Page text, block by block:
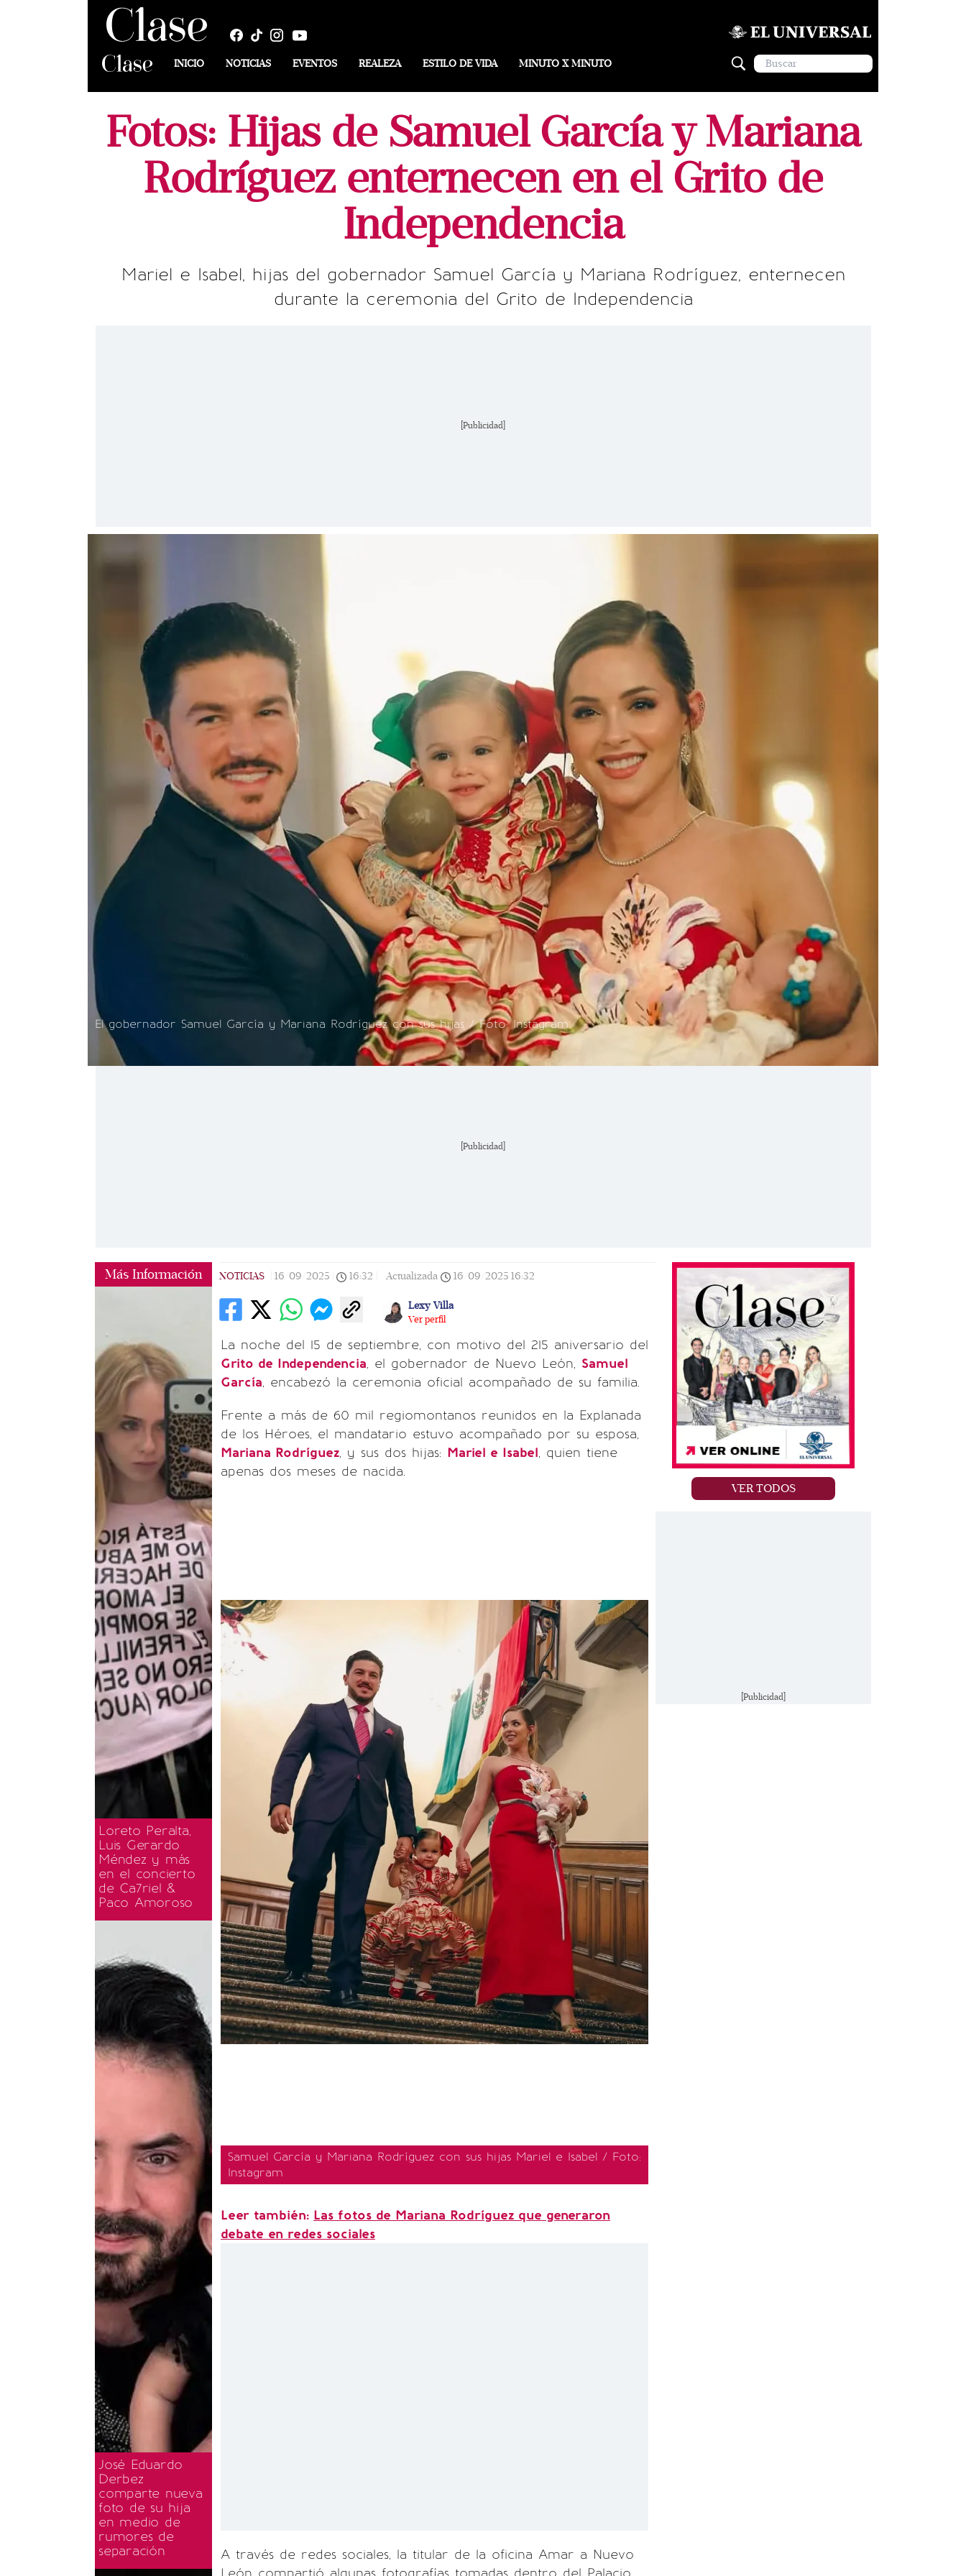
INICIO NOTICIAS EVENTOS REALEZA ESTILO DE VIDA MINUTO X MINUTO
Fotos: Hijas de Samuel García y Mariana
Rodríguez enternecen en el Grito de
Independencia
Mariel e Isabel, hijas del gobernador Samuel García y Mariana Rodríguez, enternecen
durante la ceremonia del Grito de Independencia
[Publicidad]
El gobernador Samuel García y Mariana Rodríguez con sus hijas / Foto: Instagram
[Publicidad]
Más Información
Loreto Peralta,
Luis Gerardo
Méndez y más
en el concierto
de Ca7riel &
Paco Amoroso
José Eduardo
Derbez
comparte nueva
foto de su hija
en medio de
rumores de
separación
NOTICIAS 16/09/2025 16:32 Actualizada 16/09/2025 16:32
Lexy Villa
Ver perfil
La noche del 15 de septiembre, con motivo del 215 aniversario del
Grito de Independencia, el gobernador de Nuevo León, Samuel
García, encabezó la ceremonia oficial acompañado de su familia.
Frente a más de 60 mil regiomontanos reunidos en la Explanada
de los Héroes, el mandatario estuvo acompañado por su esposa,
Mariana Rodríguez, y sus dos hijas: Mariel e Isabel, quien tiene
apenas dos meses de nacida.
Samuel García y Mariana Rodríguez con sus hijas Mariel e Isabel / Foto:
Instagram
Leer también: Las fotos de Mariana Rodríguez que generaron
debate en redes sociales
A través de redes sociales, la titular de la oficina Amar a Nuevo
VER TODOS
[Publicidad]